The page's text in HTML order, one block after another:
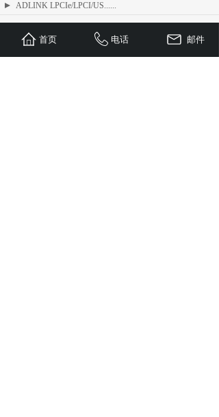
ADLINK LPCIe/LPCI/US......
ADLINK MXE-1300 系列工业......
首页 电话 邮件